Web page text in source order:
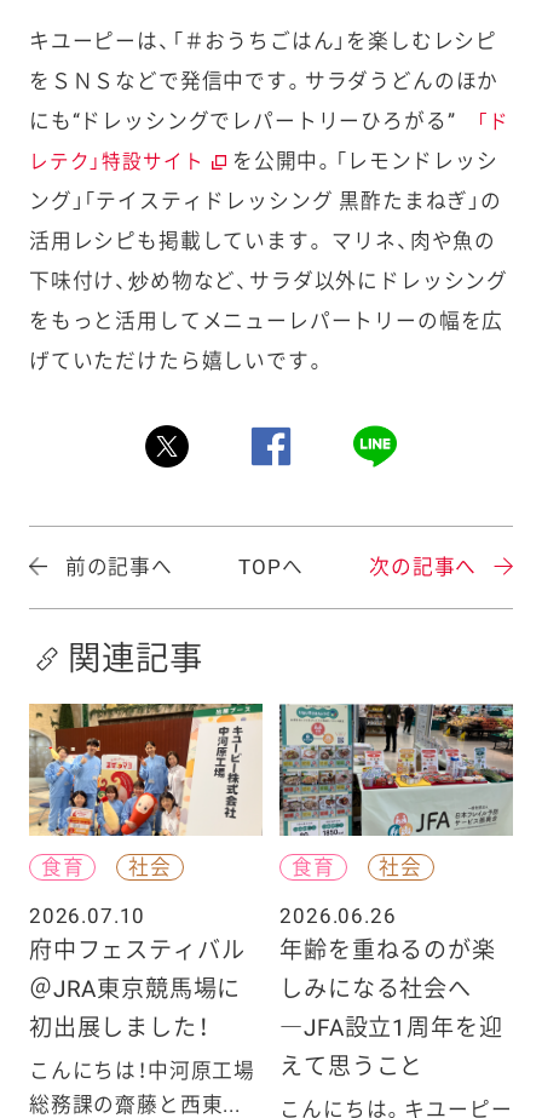
キユーピーは、「＃おうちごはん」を楽しむレシピ
をＳＮＳなどで発信中です。サラダうどんのほか
にも“ドレッシングでレパートリーひろがる”
「ド
レテク」特設サイト
を公開中。「レモンドレッシ
ング」「テイスティドレッシング 黒酢たまねぎ」の
活用レシピも掲載しています。 マリネ、肉や魚の
下味付け、炒め物など、サラダ以外にドレッシング
をもっと活用してメニューレパートリーの幅を広
げていただけたら嬉しいです。
前の記事へ TOPへ 次の記事へ
関連記事
食育
社会
2026.07.10
府中フェスティバル
＠JRA東京競馬場に
初出展しました！
こんにちは！中河原工場
総務課の齋藤と西東...
食育
社会
2026.06.26
年齢を重ねるのが楽
しみになる社会へ
―JFA設立1周年を迎
えて思うこと
こんにちは。キユーピー